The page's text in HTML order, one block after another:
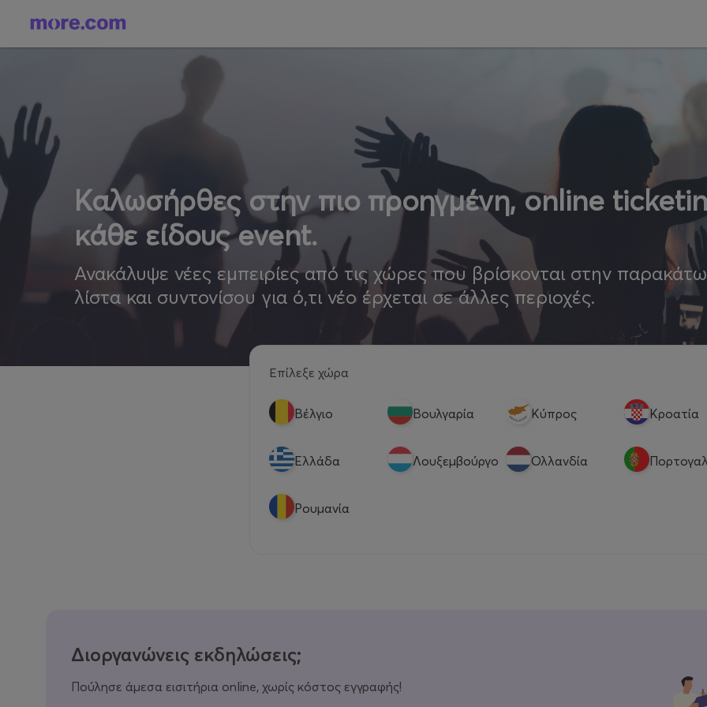
Καλωσήρθες στην πιο προηγμένη, online
κάθε είδους event.
Ανακάλυψε νέες εμπειρίες από τις χώρες που βρίσκονται στην παρακάτω
λίστα και συντονίσου για ό,τι νέο έρχεται σε άλλες περιοχές.
Επίλεξε χώρα
Βέλγιο Βουλγαρία Κύπρος Κροατία
Eλλάδα Λουξεμβούργο Ολλανδία
Ρουμανία
Διοργανώνεις εκδηλώσεις;
Πούλησε άμεσα εισιτήρια online, χωρίς κόστος εγγραφής!